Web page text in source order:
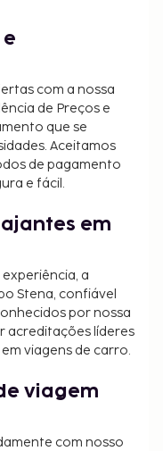
diariamente
com a nossa
de Preços e
que se
Aceitamos
de pagamento
e fácil.
em
a
Stena, confiável
por nossa
acreditações líderes
viagens de carro.
viagem
com nosso